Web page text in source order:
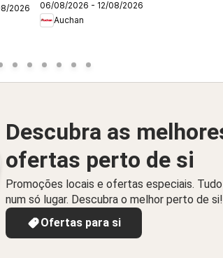
2026
06/08/2026 - 12/08/2026
Auchan
Descubra as
ofertas perto de si
Promoções locais e ofertas especiais. Tudo
num só lugar. Descubra o melhor perto de si!
Ofertas para si